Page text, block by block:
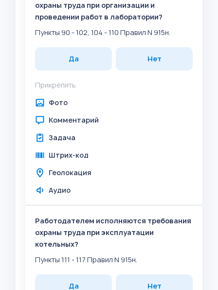
охраны труда при организации и
проведении работ в лаборатории?
Пункты 90 - 102, 104 - 110 Правил N 915н.
Да Нет
Прикрепить
Фото
Комментарий
Задача
Штрих-код
Геолокация
Аудио
Работодателем исполняются требования
охраны труда при эксплуатации
котельных?
Пункты 111 - 117 Правил N 915н.
Да Нет